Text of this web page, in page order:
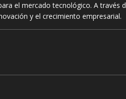
el mercado tecnológico. A través
y el crecimiento empresarial.